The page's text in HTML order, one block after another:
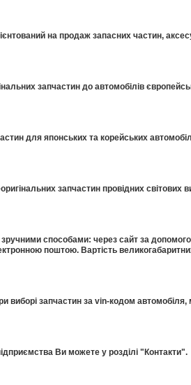
на продаж запасних частин,
запчастин до автомобілів
для японських та корейських
запчастин провідних
способами: через сайт за
поштою. Вартість
виборі запчастин за vin-кодом
Ви можете у розділі "Контакти".